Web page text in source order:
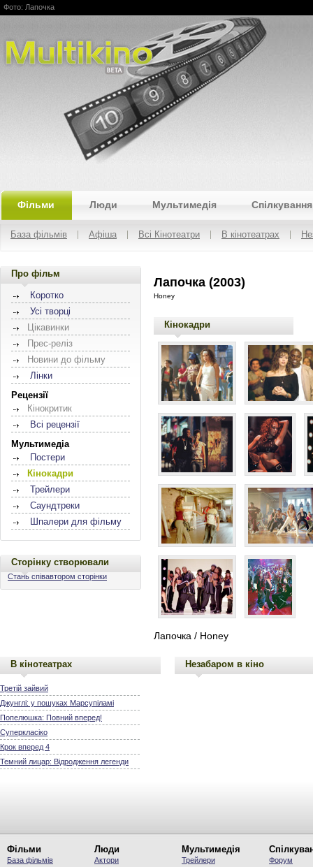
Multikino
Фото: Лапочка
Фільми Люди Мультимедія Спілкування
База фільмів Афіша Всі Кінотеатри В кінотеатрах
Про фільм
Коротко
Усі творці
Цікавинки
Прес-реліз
Новини до фільму
Лінки
Рецензії
Кінокритик
Всі рецензії
Мультимедіа
Постери
Кінокадри
Трейлери
Саундтреки
Шпалери для фільму
Сторінку створювали
Стань співавтором сторінки
Лапочка (2003)
Honey
Кінокадри
Лапочка / Honey
В кінотеатрах
Третій зайвий
Джунглі: у пошуках Марсупіламі
Попелюшка: Повний вперед!
Суперкласіко
Крок вперед 4
Темний лицар: Відродження легенди
Незабаром в кіно
Фільми
База фільмів
Люди
Актори
Мультимедія
Трейлери
Форум